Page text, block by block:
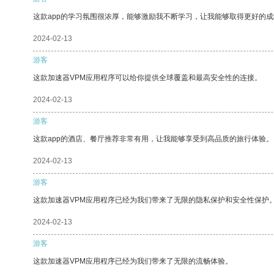
这款app的学习氛围很浓厚，能够激励我不断学习，让我能够取得更好的
2024-02-13
游客
这款加速器VPM应用程序可以给你提供全球覆盖和最高安全性的连接。
2024-02-13
游客
这款app的酒店、餐厅推荐非常有用，让我能够享受到高品质的旅行体验。
2024-02-13
游客
这款加速器VPM应用程序已经为我们带来了无限的隐私保护和安全性保护
2024-02-13
游客
这款加速器VPM应用程序已经为我们带来了无限的流畅体验。